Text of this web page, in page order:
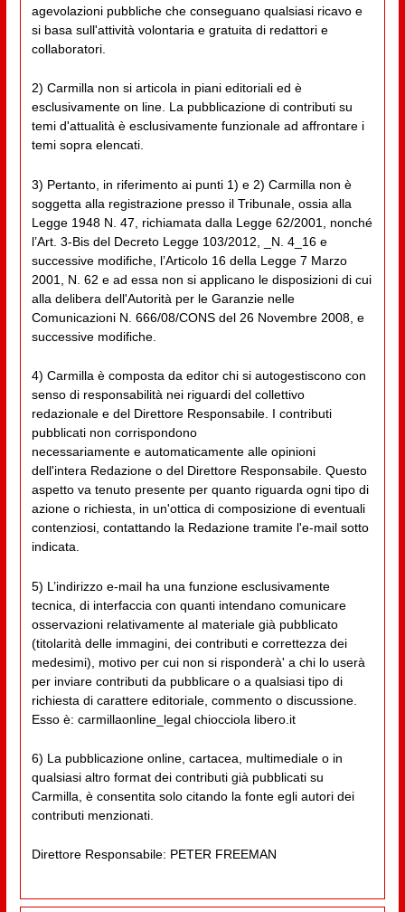
agevolazioni pubbliche che conseguano qualsiasi ricavo e
si basa sull'attività volontaria e gratuita di redattori e
collaboratori.
2) Carmilla non si articola in piani editoriali ed è
esclusivamente on line. La pubblicazione di contributi su
temi d'attualità è esclusivamente funzionale ad affrontare i
temi sopra elencati.
3) Pertanto, in riferimento ai punti 1) e 2) Carmilla non è
soggetta alla registrazione presso il Tribunale, ossia alla
Legge 1948 N. 47, richiamata dalla Legge 62/2001, nonché
l’Art. 3-Bis del Decreto Legge 103/2012, _N. 4_16 e
successive modifiche, l’Articolo 16 della Legge 7 Marzo
2001, N. 62 e ad essa non si applicano le disposizioni di cui
alla delibera dell'Autorità per le Garanzie nelle
Comunicazioni N. 666/08/CONS del 26 Novembre 2008, e
successive modifiche.
4) Carmilla è composta da editor chi si autogestiscono con
senso di responsabilità nei riguardi del collettivo
redazionale e del Direttore Responsabile. I contributi
pubblicati non corrispondono
necessariamente e automaticamente alle opinioni
dell'intera Redazione o del Direttore Responsabile. Questo
aspetto va tenuto presente per quanto riguarda ogni tipo di
azione o richiesta, in un'ottica di composizione di eventuali
contenziosi, contattando la Redazione tramite l'e-mail sotto
indicata.
5) L’indirizzo e-mail ha una funzione esclusivamente
tecnica, di interfaccia con quanti intendano comunicare
osservazioni relativamente al materiale già pubblicato
(titolarità delle immagini, dei contributi e correttezza dei
medesimi), motivo per cui non si risponderà' a chi lo userà
per inviare contributi da pubblicare o a qualsiasi tipo di
richiesta di carattere editoriale, commento o discussione.
Esso è: carmillaonline_legal chiocciola libero.it
6) La pubblicazione online, cartacea, multimediale o in
qualsiasi altro format dei contributi già pubblicati su
Carmilla, è consentita solo citando la fonte egli autori dei
contributi menzionati.
Direttore Responsabile: PETER FREEMAN